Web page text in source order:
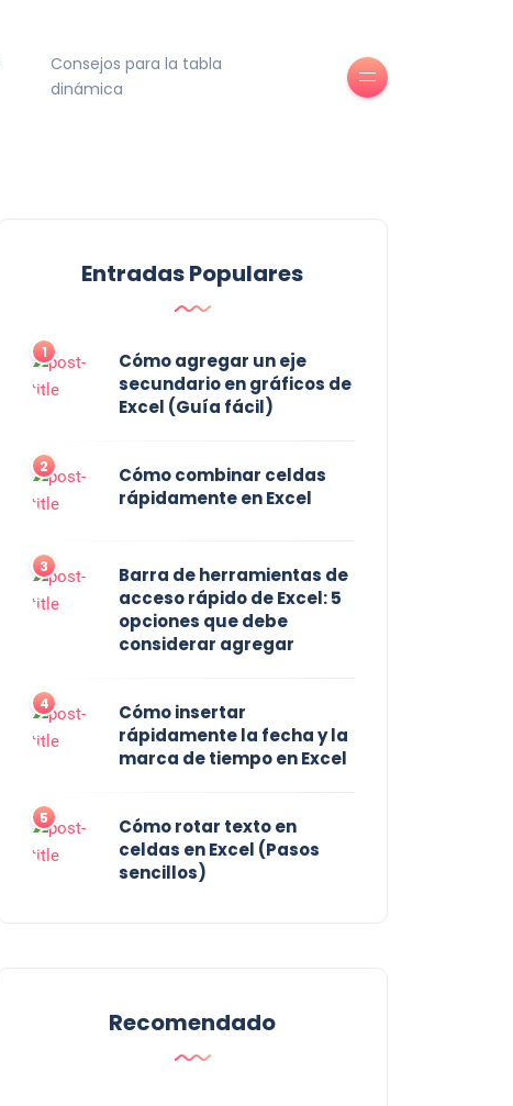
Consejos para la tabla
dinámica
Entradas Populares
1
Cómo agregar un eje
secundario en gráficos de
Excel (Guía fácil)
2
Cómo combinar celdas
rápidamente en Excel
3
Barra de herramientas de
acceso rápido de Excel: 5
opciones que debe
considerar agregar
4
Cómo insertar
rápidamente la fecha y la
marca de tiempo en Excel
5
Cómo rotar texto en
celdas en Excel (Pasos
sencillos)
Recomendado